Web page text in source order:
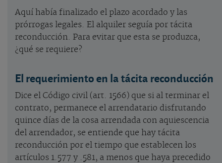
Aquí había finalizado el plazo acordado y las
prórrogas legales. El alquiler seguía por tácita
reconducción. Para evitar que esta se produzca,
¿qué se requiere?
El requerimiento en la tácita reconducción
Dice el Código civil (art. 1566) que si al terminar el
contrato, permanece el arrendatario disfrutando
quince días de la cosa arrendada con aquiescencia
del arrendador, se entiende que hay tácita
reconducción por el tiempo que establecen los
artículos 1.577 y .581, a menos que haya precedido